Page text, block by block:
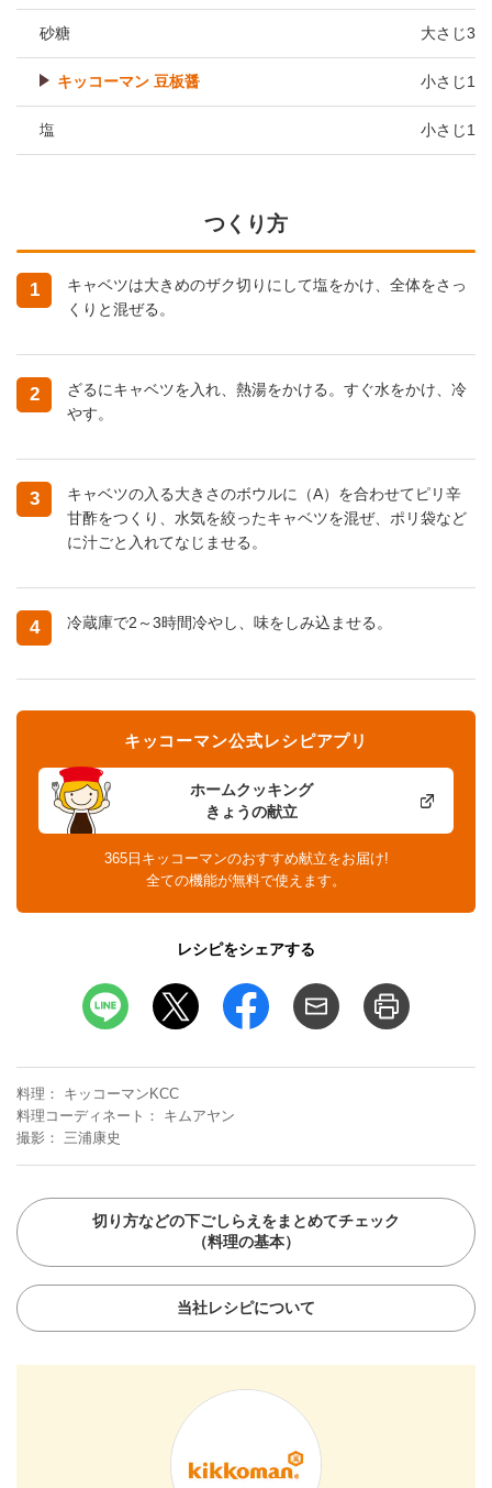
砂糖 大さじ3
キッコーマン 豆板醤 小さじ1
塩 小さじ1
つくり方
1
キャベツは大きめのザク切りにして塩をかけ、全体をさっ
くりと混ぜる。
2
ざるにキャベツを入れ、熱湯をかける。すぐ水をかけ、冷
やす。
3
キャベツの入る大きさのボウルに（A）を合わせてピリ辛
甘酢をつくり、水気を絞ったキャベツを混ぜ、ポリ袋など
に汁ごと入れてなじませる。
4 冷蔵庫で2～3時間冷やし、味をしみ込ませる。
ホームクッキング
きょうの献立
キッコーマン公式レシピアプリ
365日キッコーマンのおすすめ献立をお届け!
全ての機能が無料で使えます。
レシピをシェアする
料理
キッコーマンKCC
料理コーディネート
キムアヤン
撮影
三浦康史
切り方などの下ごしらえをまとめてチェック
（料理の基本）
当社レシピについて